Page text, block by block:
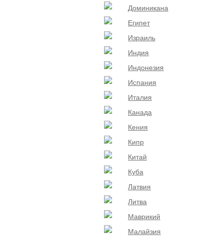
Доминикана
Египет
Израиль
Индия
Индонезия
Испания
Италия
Канада
Кения
Кипр
Китай
Куба
Латвия
Литва
Маврикий
Малайзия